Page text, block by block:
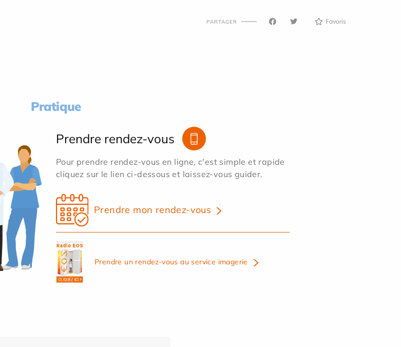
PARTAGER Favoris
Pratique
Prendre rendez-vous
Pour prendre rendez-vous en ligne, c'est simple et rapide
cliquez sur le lien ci-dessous et laissez-vous guider.
Prendre mon rendez-vous
Prendre un rendez-vous au service imagerie